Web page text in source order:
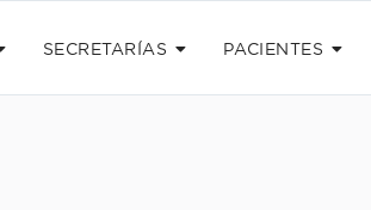
SECRETARÍAS PACIENTES